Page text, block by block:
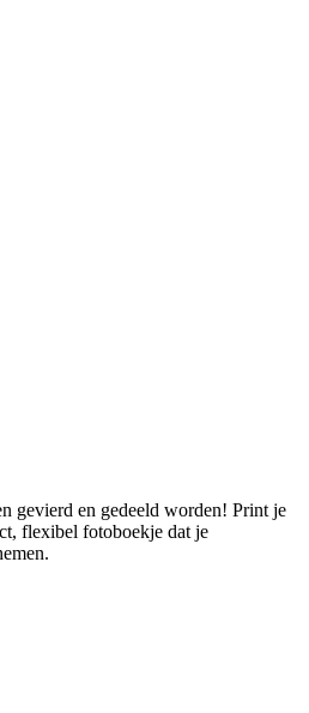
gevierd en gedeeld worden! Print je
flexibel fotoboekje dat je